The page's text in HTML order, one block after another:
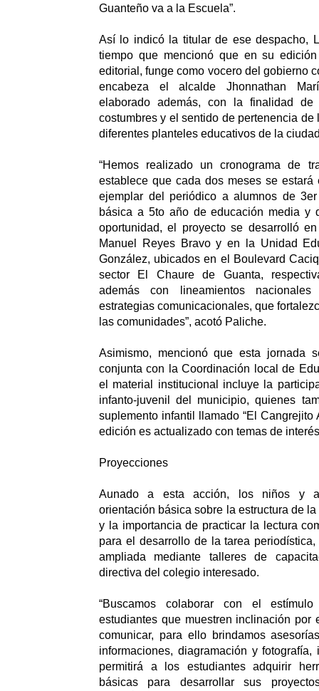
Guanteño va a la Escuela”.
Así lo indicó la titular de ese despacho,
tiempo que mencionó que en su
editorial, funge como vocero del gobierno
encabeza el alcalde Jhonnathan
elaborado además, con la finalidad de
costumbres y el sentido de pertenencia
diferentes planteles educativos de la
“Hemos realizado un cronograma de
establece que cada dos meses se estará
ejemplar del periódico a alumnos de
básica a 5to año de educación media y
oportunidad, el proyecto se desarrolló
Manuel Reyes Bravo y en la Unidad
González, ubicados en el Boulevard
sector El Chaure de Guanta,
además con lineamientos
estrategias comunicacionales, que
las comunidades”, acotó Paliche.
Asimismo, mencionó que esta jornada
conjunta con la Coordinación local de
el material institucional incluye la
infanto-juvenil del municipio, quienes
suplemento infantil llamado “El Cangrejito
edición es actualizado con temas de
Proyecciones
Aunado a esta acción, los niños y
orientación básica sobre la estructura de
y la importancia de practicar la lectura
para el desarrollo de la tarea
ampliada mediante talleres de
directiva del colegio interesado.
“Buscamos colaborar con el
estudiantes que muestren inclinación por
comunicar, para ello brindamos
informaciones, diagramación y
permitirá a los estudiantes adquirir
básicas para desarrollar sus